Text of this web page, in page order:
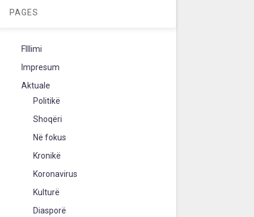
PAGES
FIllimi
Impresum
Aktuale
Politikë
Shoqëri
Në fokus
Kronikë
Koronavirus
Kulturë
Diasporë